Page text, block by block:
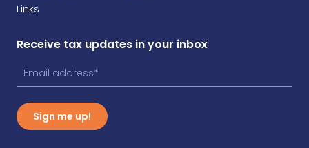
Links
Receive tax updates in your inbox
Sign me up!